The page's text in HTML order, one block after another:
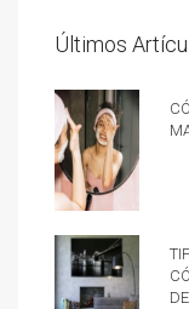
Últimos